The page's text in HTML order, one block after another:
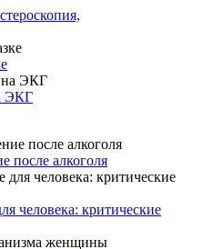
ЭКГ
после алкоголя
человека: критические